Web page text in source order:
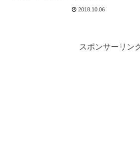
中で約５分で旨味たっぷ
りの柔らか角煮を堪
2018.10.06
スポンサーリン